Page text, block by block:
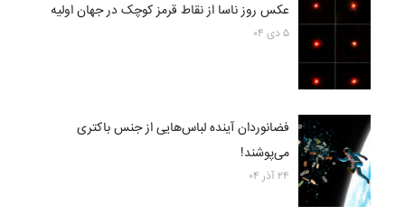
عکس روز ناسا از نقاط قرمز کوچک در جهان اولیه
۵ دی ۰۴
فضانوردان آینده لباس‌هایی از جنس باکتری
می‌پوشند!
۲۴ آذر ۰۴